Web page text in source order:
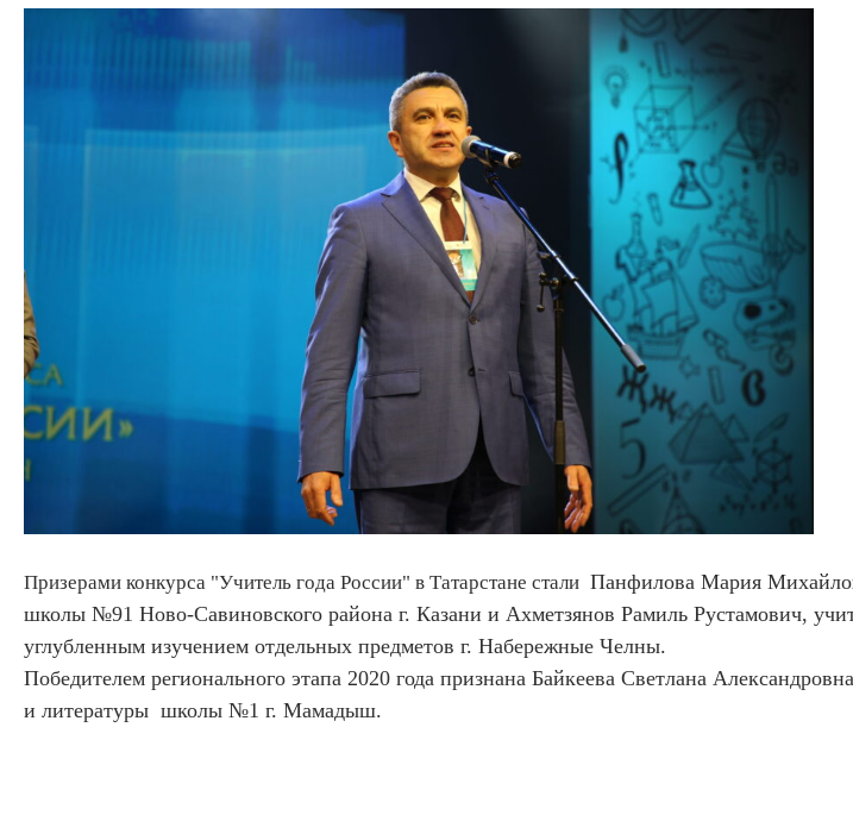
Призерами конкурса "Учитель года России" в Татарстане стали Панфилова Мария
школы №91 Ново-Савиновского района г. Казани и Ахметзянов Рамиль Рустамович,
углубленным изучением отдельных предметов г. Набережные Челны.
Победителем регионального этапа 2020 года признана Байкеева Светлана
и литературы школы №1 г. Мамадыш.